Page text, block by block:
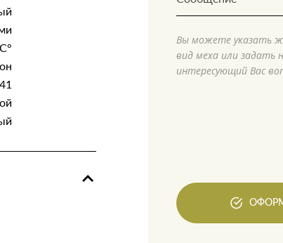
Вы можете указать
вид меха или задать
интересующий Вас